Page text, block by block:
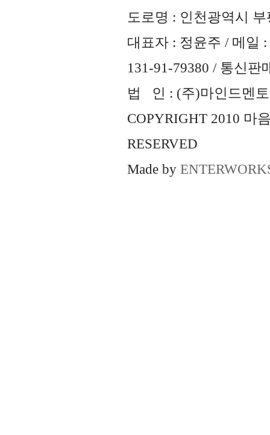
도로명 : 인천광역시
대표자 : 정윤주 / 메일 :
131-91-79380 / 통신판
법 인 : (주)마인드멘토
COPYRIGHT 2010 마
RESERVED
Made by